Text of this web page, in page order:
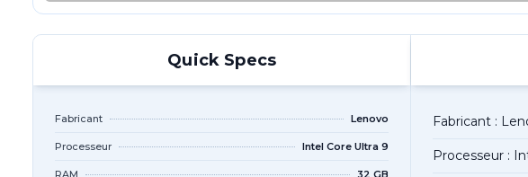
Quick Specs
Fabricant Lenovo
Processeur Intel Core Ultra 9
RAM 32 GB
Fabricant :
Processeur :